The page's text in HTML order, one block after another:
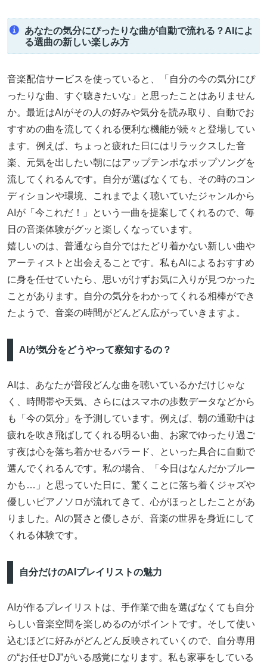
あなたの気分にぴったりな曲が自動で流れる？AIによ
る選曲の新しい楽しみ方
音楽配信サービスを使っていると、「自分の今の気分にぴ
ったりな曲、すぐ聴きたいな」と思ったことはありません
か。最近はAIがその人の好みや気分を読み取り、自動でお
すすめの曲を流してくれる便利な機能が続々と登場してい
ます。例えば、ちょっと疲れた日にはリラックスした音
楽、元気を出したい朝にはアップテンポなポップソングを
流してくれるんです。自分が選ばなくても、その時のコン
ディションや環境、これまでよく聴いていたジャンルから
AIが「今これだ！」という一曲を提案してくれるので、毎
日の音楽体験がグッと楽しくなっています。
嬉しいのは、普通なら自分ではたどり着かない新しい曲や
アーティストと出会えることです。私もAIによるおすすめ
に身を任せていたら、思いがけずお気に入りが見つかった
ことがあります。自分の気分をわかってくれる相棒ができ
たようで、音楽の時間がどんどん広がっていきますよ。
AIが気分をどうやって察知するの？
AIは、あなたが普段どんな曲を聴いているかだけじゃな
く、時間帯や天気、さらにはスマホの歩数データなどから
も「今の気分」を予測しています。例えば、朝の通勤中は
疲れを吹き飛ばしてくれる明るい曲、お家でゆったり過ご
す夜は心を落ち着かせるバラード、といった具合に自動で
選んでくれるんです。私の場合、「今日はなんだかブルー
かも…」と思っていた日に、驚くことに落ち着くジャズや
優しいピアノソロが流れてきて、心がほっとしたことがあ
りました。AIの賢さと優しさが、音楽の世界を身近にして
くれる体験です。
自分だけのAIプレイリストの魅力
AIが作るプレイリストは、手作業で曲を選ばなくても自分
らしい音楽空間を楽しめるのがポイントです。そして使い
込むほどに好みがどんどん反映されていくので、自分専用
の“お任せDJ”がいる感覚になります。私も家事をしている